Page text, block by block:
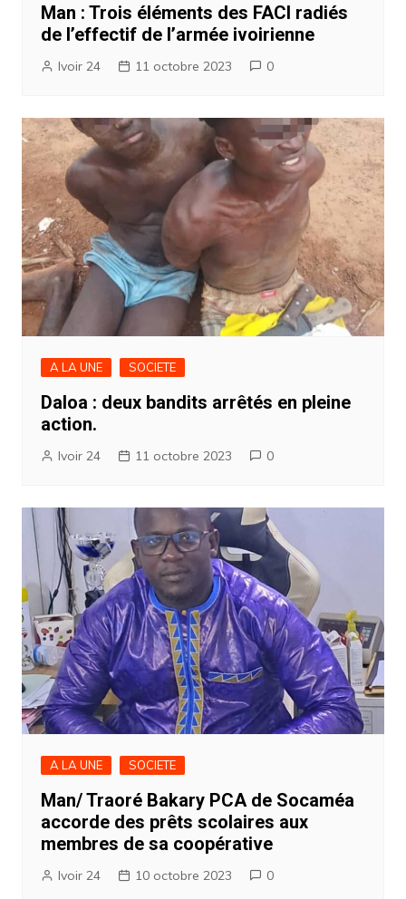
Man : Trois éléments des FACI radiés
de l’effectif de l’armée ivoirienne
Ivoir 24 11 octobre 2023 0
A LA UNE SOCIETE
Daloa : deux bandits arrêtés en pleine
action.
Ivoir 24 11 octobre 2023 0
A LA UNE SOCIETE
Man/ Traoré Bakary PCA de Socaméa
accorde des prêts scolaires aux
membres de sa coopérative
Ivoir 24 10 octobre 2023 0